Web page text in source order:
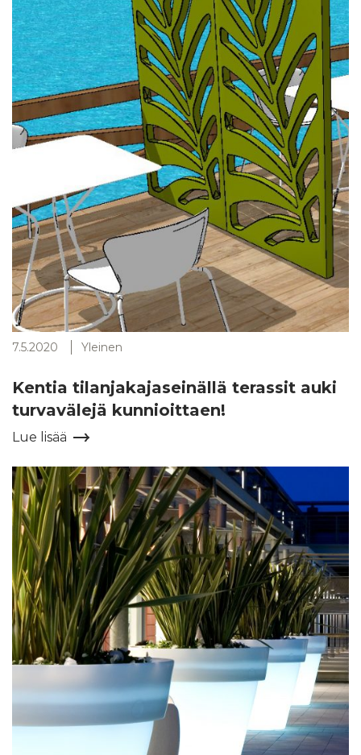
7.5.2020 Yleinen
Kentia tilanjakajaseinällä terassit auki
turvavälejä kunnioittaen!
Lue lisää